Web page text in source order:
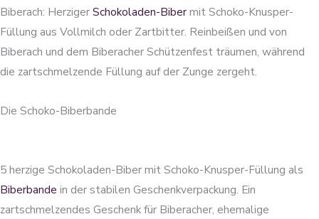
Biberach: HerzigerSchokoladen-Bibermit Schoko-Knusper-
Füllung aus Vollmilch oder Zartbitter. Reinbeißen und von
Biberach und dem Biberacher Schützenfest träumen, während
die zartschmelzende Füllung auf der Zunge zergeht.
Die Schoko-Biberbande
5 herzige Schokoladen-Biber mit Schoko-Knusper-Füllung als
Biberbande in der stabilen Geschenkverpackung. Ein
zartschmelzendes Geschenk für Biberacher, ehemalige